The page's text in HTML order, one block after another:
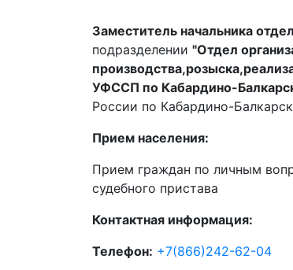
Заместитель начальника
подразделении "Отдел
УФССП по Кабардино-
России по Кабардино-
Прием населения:
Прием граждан по личным
судебного пристава
Контактная информация:
Телефон: +7(866)242-62-04